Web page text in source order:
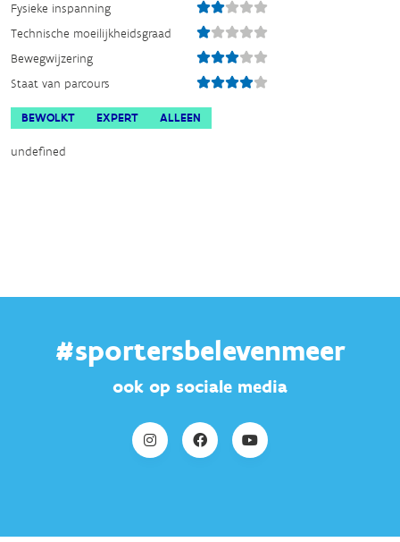
Fysieke inspanning
Technische moeilijkheidsgraad
Bewegwijzering
Staat van parcours
BEWOLKT EXPERT ALLEEN
undefined
#sportersbelevenmeer
ook op sociale media